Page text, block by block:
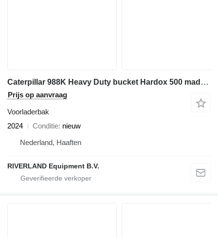
Caterpillar 988K Heavy Duty bucket Hardox 500 made in Sweden
Prijs op aanvraag
Voorladerbak
2024
Conditie nieuw
Nederland, Haaften
RIVERLAND Equipment B.V.